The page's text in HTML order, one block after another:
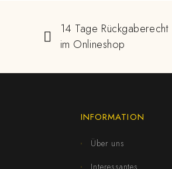
14 Tage Rückgaberecht
im Onlineshop
INFORMATION
Über uns